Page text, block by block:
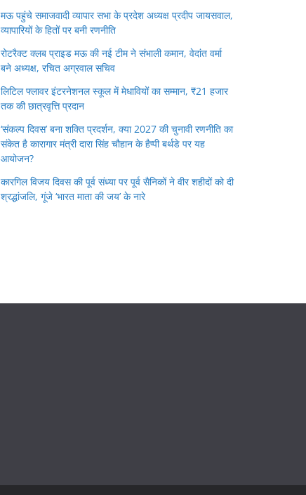
मऊ पहुंचे समाजवादी व्यापार सभा के प्रदेश अध्यक्ष प्रदीप जायसवाल,
व्यापारियों के हितों पर बनी रणनीति
रोटरैक्ट क्लब प्राइड मऊ की नई टीम ने संभाली कमान, वेदांत वर्मा
बने अध्यक्ष, रचित अग्रवाल सचिव
लिटिल फ्लावर इंटरनेशनल स्कूल में मेधावियों का सम्मान, ₹21 हजार
तक की छात्रवृत्ति प्रदान
‘संकल्प दिवस’ बना शक्ति प्रदर्शन, क्या 2027 की चुनावी रणनीति का
संकेत है कारागार मंत्री दारा सिंह चौहान के हैप्पी बर्थडे पर यह
आयोजन?
कारगिल विजय दिवस की पूर्व संध्या पर पूर्व सैनिकों ने वीर शहीदों को दी
श्रद्धांजलि, गूंजे ‘भारत माता की जय’ के नारे